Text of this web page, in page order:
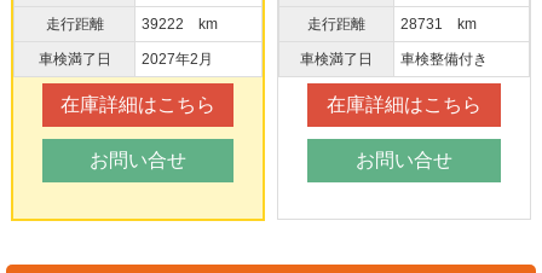
走行距離 39222 km
車検満了日 2027年2月
在庫詳細はこちら
お問い合せ
走行距離 28731 km
車検満了日 車検整備付き
在庫詳細はこちら
お問い合せ